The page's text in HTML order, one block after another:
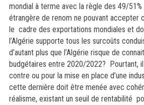
mondial à terme avec la règle des 49/51%
étrangère de renom ne pouvant accepter
le cadre des exportations mondiales et
l’Algérie supporte tous les surcoûts
d’autant plus que l’Algérie risque de
budgétaires entre 2020/2022? Pourtant,
contre ou pour la mise en place d’une
cette dernière doit être menée avec
réalisme, existant un seuil de rentabilité